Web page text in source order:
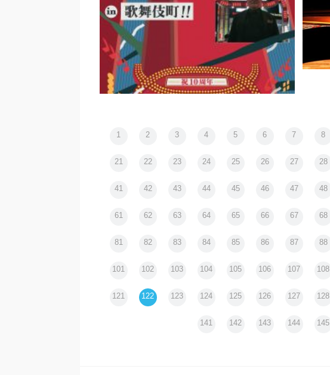
アンサンブル室町 in 歌舞伎町！！
｜大河内文恵
1 2 3 4 5 6 7 8
21 22 23 24 25 26 27 28
41 42 43 44 45 46 47 48
61 62 63 64 65 66 67 68
81 82 83 84 85 86 87 88
101 102 103 104 105 106 107 108
121 122 123 124 125 126 127 128
141 142 143 144 145